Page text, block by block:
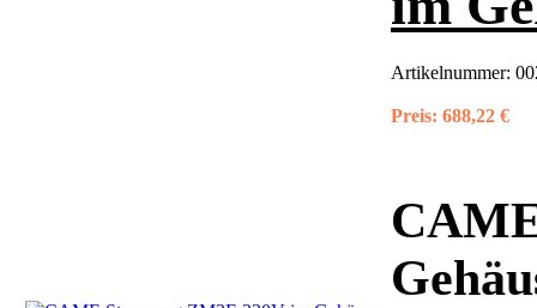
Artikelnummer:
Preis: 688,22 €